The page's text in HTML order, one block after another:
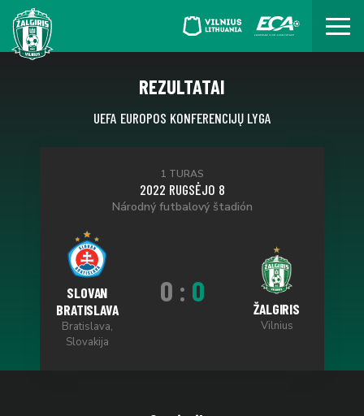
REZULTATAI
UEFA EUROPOS KONFERENCIJŲ LYGA
1 TURAS
2022 RUGSĖJO 8
Národný futbalový štadión
SLOVAN
BRATISLAVA
Bratislava,
Slovakija
0 : 0
ŽALGIRIS
Vilnius